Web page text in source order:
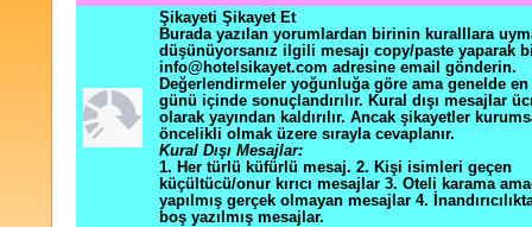
Şikayeti Şikayet Et
Burada yazılan yorumlardan birinin kuralllara
düşünüyorsanız ilgili mesajı copy/paste yaparak
info@hotelsikayet.com adresine email gönderin.
Değerlendirmeler yoğunluğa göre ama genelde
günü içinde sonuçlandırılır. Kural dışı mesajlar
olarak yayından kaldırılır. Ancak şikayetler
öncelikli olmak üzere sırayla cevaplanır.
Kural Dışı Mesajlar:
1. Her türlü küfürlü mesaj. 2. Kişi isimleri geçen
küçültücü/onur kırıcı mesajlar 3. Oteli karama
yapılmış gerçek olmayan mesajlar 4.
boş yazılmış mesajlar.